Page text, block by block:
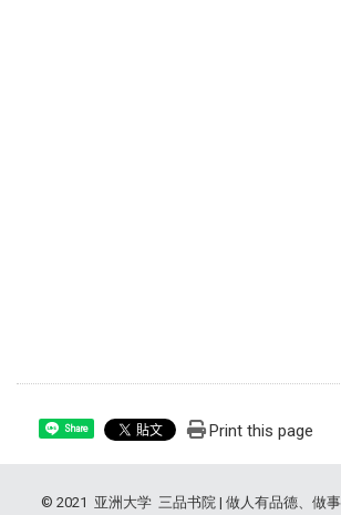
Share Print this page
© 2021 亚洲大学 三品书院 | 做人有品德、做